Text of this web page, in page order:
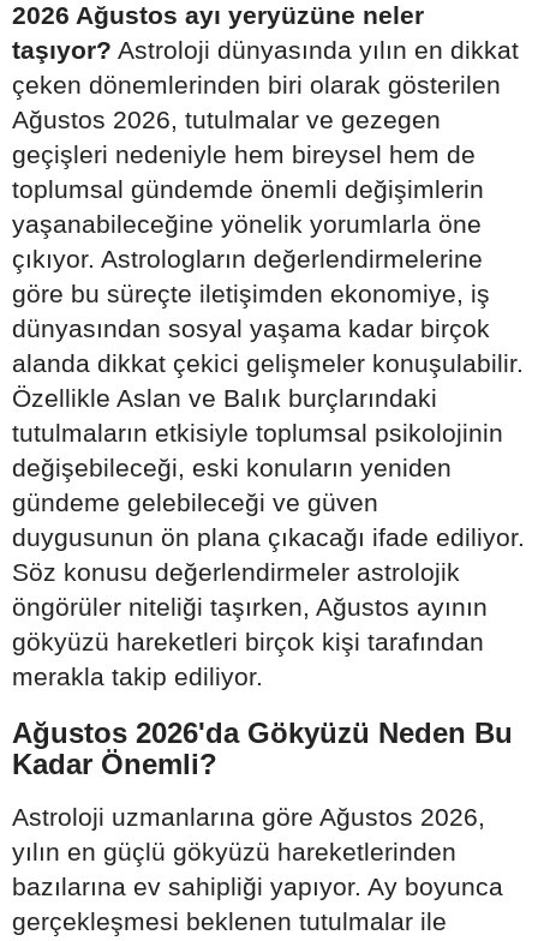
2026 Ağustos ayı yeryüzüne neler
taşıyor? Astroloji dünyasında yılın en dikkat
çeken dönemlerinden biri olarak gösterilen
Ağustos 2026, tutulmalar ve gezegen
geçişleri nedeniyle hem bireysel hem de
toplumsal gündemde önemli değişimlerin
yaşanabileceğine yönelik yorumlarla öne
çıkıyor. Astrologların değerlendirmelerine
göre bu süreçte iletişimden ekonomiye, iş
dünyasından sosyal yaşama kadar birçok
alanda dikkat çekici gelişmeler konuşulabilir.
Özellikle Aslan ve Balık burçlarındaki
tutulmaların etkisiyle toplumsal psikolojinin
değişebileceği, eski konuların yeniden
gündeme gelebileceği ve güven
duygusunun ön plana çıkacağı ifade ediliyor.
Söz konusu değerlendirmeler astrolojik
öngörüler niteliği taşırken, Ağustos ayının
gökyüzü hareketleri birçok kişi tarafından
merakla takip ediliyor.
Ağustos 2026'da Gökyüzü Neden Bu
Kadar Önemli?
Astroloji uzmanlarına göre Ağustos 2026,
yılın en güçlü gökyüzü hareketlerinden
bazılarına ev sahipliği yapıyor. Ay boyunca
gerçekleşmesi beklenen tutulmalar ile